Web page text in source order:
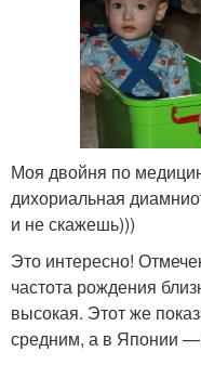
Моя двойня по
дихориальная
и не скажешь)))
Это интересно!
частота рождения
высокая. Этот же
средним, а в Японии —